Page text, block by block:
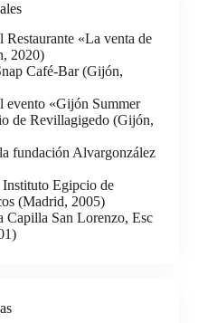
Restaurante «La venta de
2020)
Café-Bar (Gijón,
evento «Gijón Summer
de Revillagigedo (Gijón,
fundación Alvargonzález
Instituto Egipcio de
(Madrid, 2005)
Capilla San Lorenzo, Esc